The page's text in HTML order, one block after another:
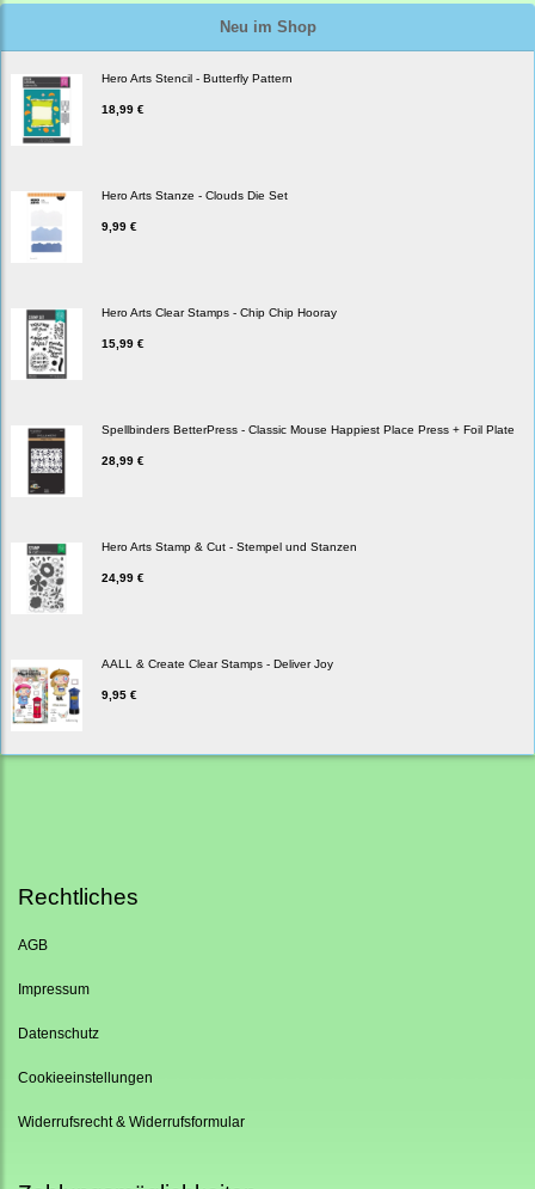
Neu im Shop
Hero Arts Stencil - Butterfly Pattern
18,99 €
Hero Arts Stanze - Clouds Die Set
9,99 €
Hero Arts Clear Stamps - Chip Chip Hooray
15,99 €
Spellbinders BetterPress - Classic Mouse Happiest Place Press + Foil Plate
28,99 €
Hero Arts Stamp & Cut - Stempel und Stanzen
24,99 €
AALL & Create Clear Stamps - Deliver Joy
9,95 €
Rechtliches
AGB
Impressum
Datenschutz
Cookieeinstellungen
Widerrufsrecht & Widerrufsformular